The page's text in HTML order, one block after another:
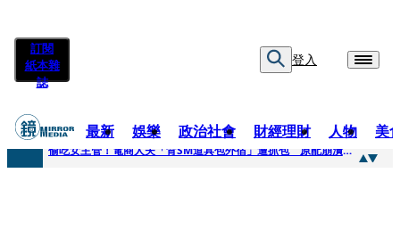
訂閱
紙本雜
誌
登入
最新 娛樂 政治社會 財經理財 人物 美
快訊
偷吃女主管！電商人夫「背SM道具包外宿」遭抓包 原配崩潰求償100萬：從未用過此類